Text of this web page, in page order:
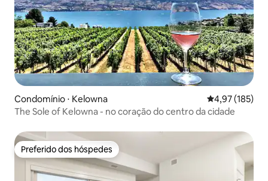
Condomínio ⋅ Kelowna 4,97 de uma
4,97 (185)
The Sole of Kelowna - no coração do centro da cidade
Preferido dos hóspedes
Preferido dos hóspedes